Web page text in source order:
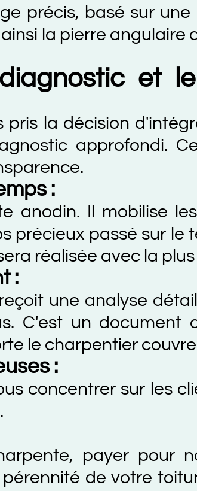
basé sur une
pierre angulaire de la
et le
décision d'intégrer
approfondi. Cette
:
Il mobilise les
passé sur le
avec la plus
analyse détaillée
un document qui
couvreur
:
sur les
payer pour notre
de votre toiture et